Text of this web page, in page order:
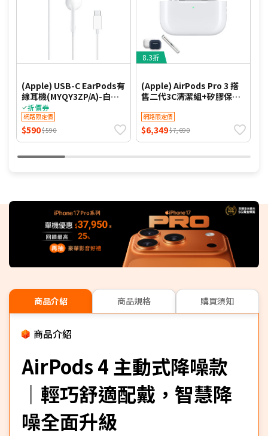
(Apple) USB-C EarPods有
線耳機(MYQY3ZP/A)-白
Apple原廠
折價券
網路限定價
$590$590
8.3折
(Apple) AirPods Pro 3 搭
售二代3C清潔組+矽膠保護
網路限定價
$6,349$7,690
商品介紹 商品規格 購買須知
商品介紹
AirPods 4 主動式降噪款
｜輕巧舒適配戴，智慧降
噪全面升級